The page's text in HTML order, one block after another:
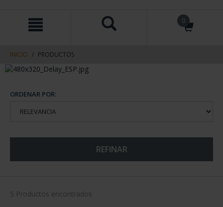
contenido
navegacin
0
INICIO PRODUCTOS
ORDENAR POR:
REFINAR
5 Productos encontrados